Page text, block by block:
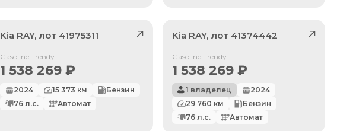
Kia RAY, лот 41975311
Продан
Gasoline Trendy
1 538 269₽
2024 15 373 км
Бензин
76л.с. Автомат
Kia RAY, лот 41374442
Продан
Gasoline Trendy
1 538 269₽
1 владелец
2024
29 760 км
Бензин
76л.с. Автомат